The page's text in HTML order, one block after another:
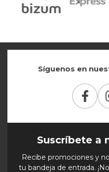
Síguenos en
Suscríbete a
Recibe promociones y
tu bandeja de entrada.